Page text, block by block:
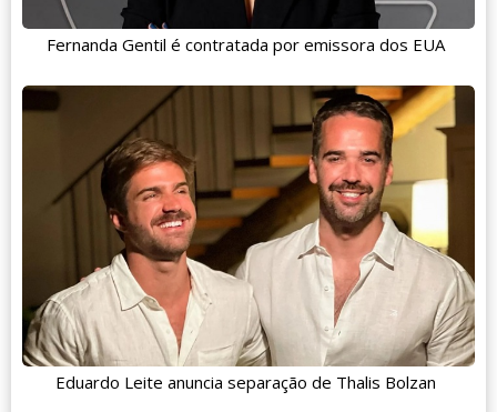
Fernanda Gentil é contratada por emissora dos EUA
Eduardo Leite anuncia separação de Thalis Bolzan